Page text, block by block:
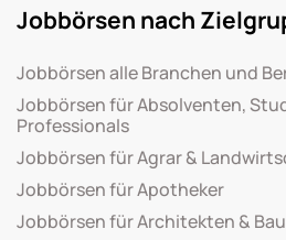
Jobbörsen nach
Jobbörsen alle Branchen und
Jobbörsen für Absolventen,
Professionals
Jobbörsen für Agrar &
Jobbörsen für Apotheker
Jobbörsen für Architekten &